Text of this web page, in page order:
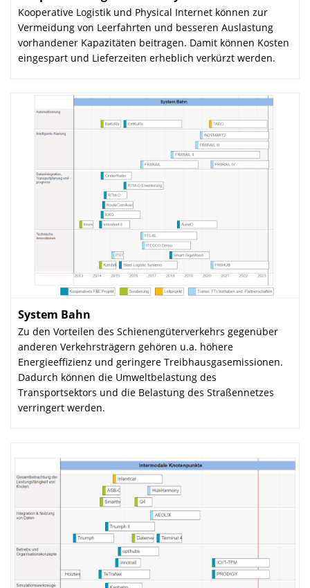
Kooperative Logistik und Physical Internet können zur
Vermeidung von Leerfahrten und besseren Auslastung
vorhandener Kapazitäten beitragen. Damit können Kosten
eingespart und Lieferzeiten erheblich verkürzt werden.
System Bahn
Zu den Vorteilen des Schienengüterverkehrs gegenüber
anderen Verkehrsträgern gehören u.a. höhere
Energieeffizienz und geringere Treibhausgasemissionen.
Dadurch können die Umweltbelastung des
Transportsektors und die Belastung des Straßennetzes
verringert werden.